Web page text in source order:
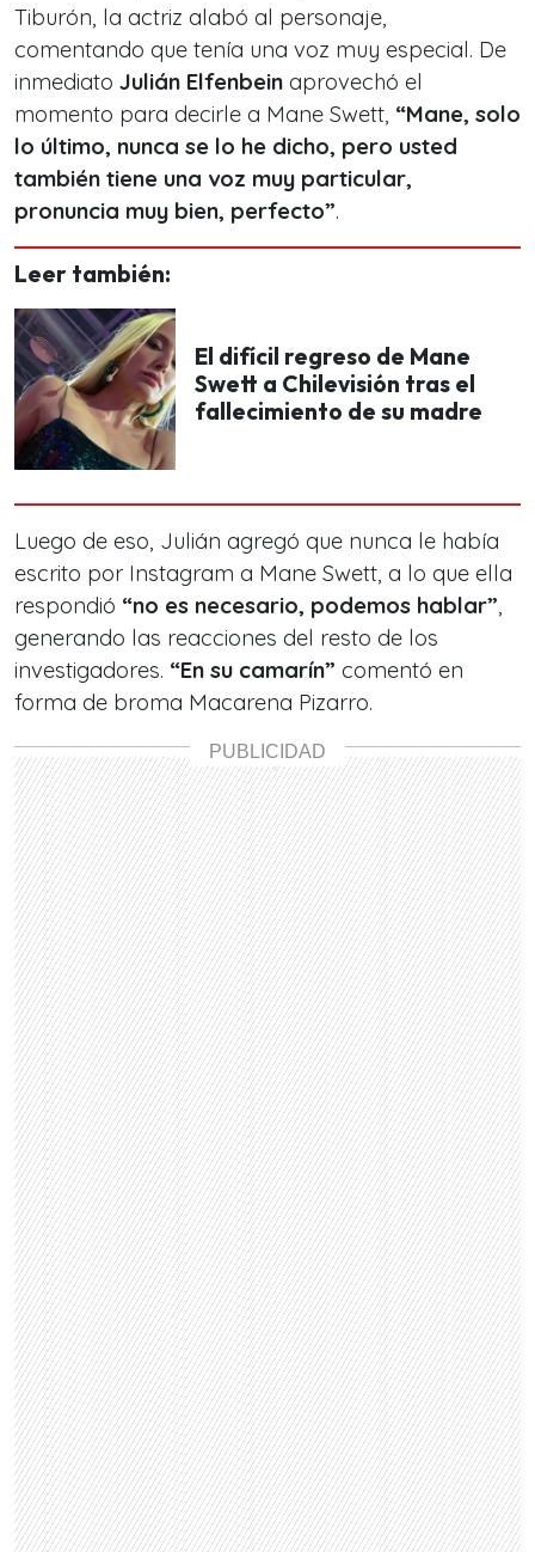
Tiburón, la actriz alabó al personaje,
comentando que tenía una voz muy especial. De
inmediato Julián Elfenbein aprovechó el
momento para decirle a Mane Swett, “Mane, solo
lo último, nunca se lo he dicho, pero usted
también tiene una voz muy particular,
pronuncia muy bien, perfecto”.
Leer también:
El difícil regreso de Mane
Swett a Chilevisión tras el
fallecimiento de su madre
Luego de eso, Julián agregó que nunca le había
escrito por Instagram a Mane Swett, a lo que ella
respondió “no es necesario, podemos hablar”,
generando las reacciones del resto de los
investigadores. “En su camarín” comentó en
forma de broma Macarena Pizarro.